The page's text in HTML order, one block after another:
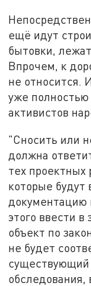
ещё идут
бытовки,
Впрочем, к
не относится.
уже полностью
активистов
"Сносить или
должна
тех проектных
которые будут
документацию
этого ввести
объект по
не будет
существующий
обследования,